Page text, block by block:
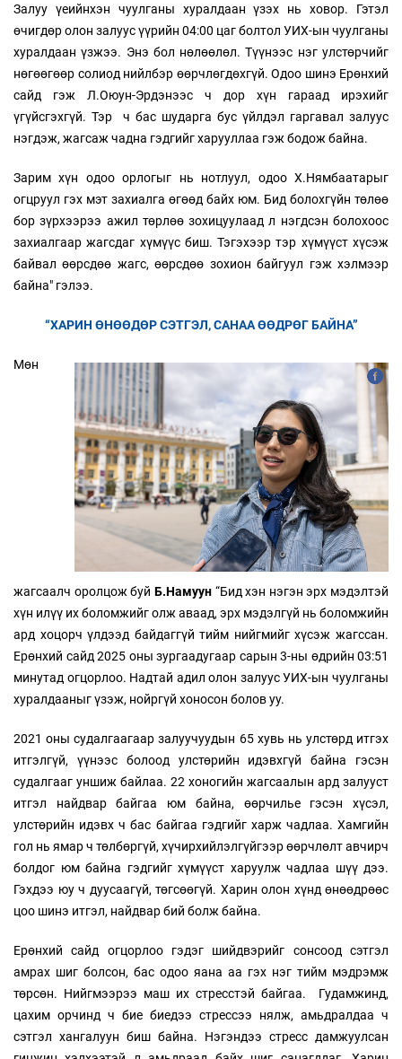
Залуу үеийнхэн чуулганы хуралдаан үзэх нь ховор. Гэтэл
өчигдөр олон залуус үүрийн 04:00 цаг болтол УИХ-ын чуулганы
хуралдаан үзжээ. Энэ бол нөлөөлөл. Түүнээс нэг улстөрчийг
нөгөөгөөр солиод нийлбэр өөрчлөгдөхгүй. Одоо шинэ Ерөнхий
сайд гэж Л.Оюун-Эрдэнээс ч дор хүн гараад ирэхийг
үгүйсгэхгүй. Тэр ч бас шударга бус үйлдэл гаргавал залуус
нэгдэж, жагсаж чадна гэдгийг харууллаа гэж бодож байна.
Зарим хүн одоо орлогыг нь нотлуул, одоо Х.Нямбаатарыг
огцруул гэх мэт захиалга өгөөд байх юм. Бид болохгүйн төлөө
бор зүрхээрээ ажил төрлөө зохицуулаад л нэгдсэн болохоос
захиалгаар жагсдаг хүмүүс биш. Тэгэхээр тэр хүмүүст хүсэж
байвал өөрсдөө жагс, өөрсдөө зохион байгуул гэж хэлмээр
байна" гэлээ.
“ХАРИН ӨНӨӨДӨР СЭТГЭЛ, САНАА ӨӨДРӨГ БАЙНА”
Мөн
жагсаалч оролцож буй Б.Намуун“Бид хэн нэгэн эрх мэдэлтэй
хүн илүү их боломжийг олж аваад, эрх мэдэлгүй нь боломжийн
ард хоцорч үлдээд байдаггүй тийм нийгмийг хүсэж жагссан.
Ерөнхий сайд 2025 оны зургаадугаар сарын 3-ны өдрийн 03:51
минутад огцорлоо. Надтай адил олон залуус УИХ-ын чуулганы
хуралдааныг үзэж, нойргүй хоносон болов уу.
2021 оны судалгаагаар залуучуудын 65 хувь нь улстөрд итгэх
итгэлгүй, үүнээс болоод улстөрийн идэвхгүй байна гэсэн
судалгааг уншиж байлаа. 22 хоногийн жагсаалын ард залууст
итгэл найдвар байгаа юм байна, өөрчилье гэсэн хүсэл,
улстөрийн идэвх ч бас байгаа гэдгийг харж чадлаа. Хамгийн
гол нь ямар ч төлбөргүй, хүчирхийлэлгүйгээр өөрчлөлт авчирч
болдог юм байна гэдгийг хүмүүст харуулж чадлаа шүү дээ.
Гэхдээ юу ч дуусаагүй, төгсөөгүй. Харин олон хүнд өнөөдрөөс
цоо шинэ итгэл, найдвар бий болж байна.
Ерөнхий сайд огцорлоо гэдэг шийдвэрийг сонсоод сэтгэл
амрах шиг болсон, бас одоо яана аа гэх нэг тийм мэдрэмж
төрсөн. Нийгмээрээ маш их стресстэй байгаа. Гудамжинд,
цахим орчинд ч бие биедээ стрессээ нялж, амьдралдаа ч
сэтгэл хангалуун биш байна. Нэгэндээ стресс дамжуулсан